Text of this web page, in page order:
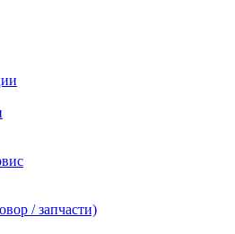
/ запчасти)